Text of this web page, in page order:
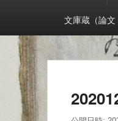
文庫蔵（論文